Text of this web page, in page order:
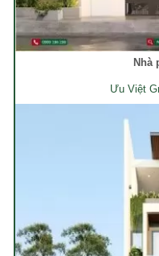
Nhà
Ưu Việt